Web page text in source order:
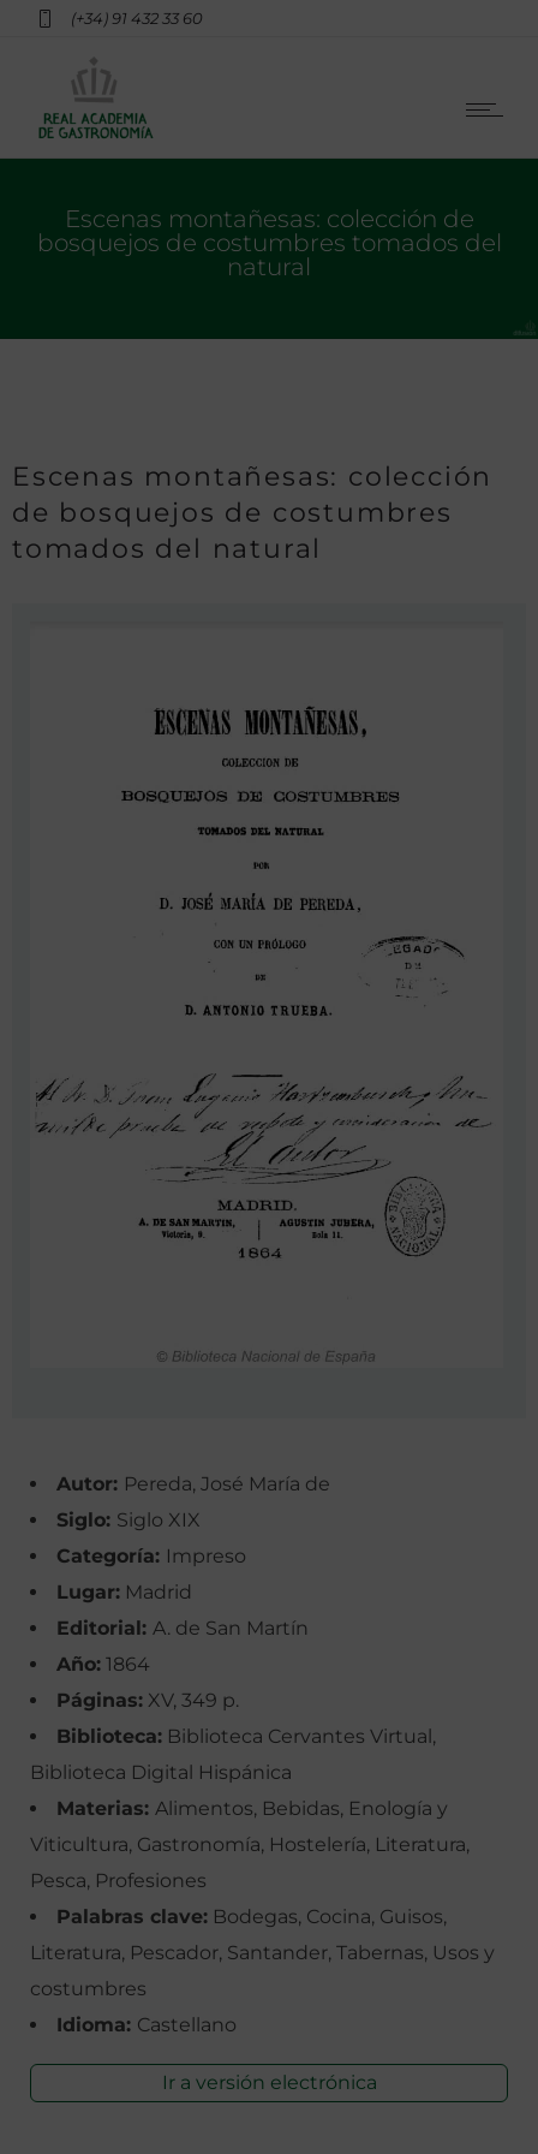
(+34) 91 432 33 60
Escenas montañesas: colección de
bosquejos de costumbres tomados del
natural
Escenas montañesas: colección
de bosquejos de costumbres
tomados del natural
Autor: Pereda, José María de
Siglo: Siglo XIX
Categoría: Impreso
Lugar: Madrid
Editorial: A. de San Martín
Año: 1864
Páginas: XV, 349 p.
Biblioteca: Biblioteca Cervantes Virtual,
Biblioteca Digital Hispánica
Materias: Alimentos, Bebidas, Enología y
Viticultura, Gastronomía, Hostelería, Literatura,
Pesca, Profesiones
Palabras clave: Bodegas, Cocina, Guisos,
Literatura, Pescador, Santander, Tabernas, Usos y
costumbres
Idioma: Castellano
Ir a versión electrónica